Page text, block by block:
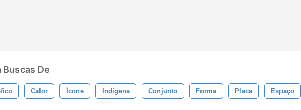
Buscas De
Calor Ícone Indígena Conjunto Forma Placa Espaço